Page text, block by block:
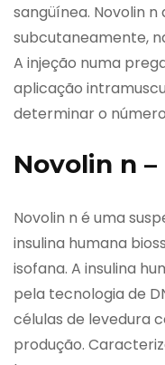
sangüínea. Novolin
subcutaneamente,
A injeção numa
aplicação
determinar o
Novolin n
Novolin n é uma
insulina humana
isofana. A insulina
pela tecnologia de
células de levedura
produção.